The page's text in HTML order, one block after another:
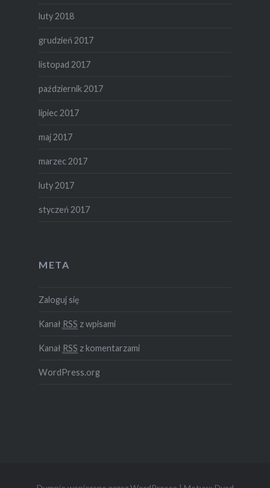
luty 2018
grudzień 2017
listopad 2017
październik 2017
lipiec 2017
maj 2017
marzec 2017
luty 2017
styczeń 2017
META
Zaloguj się
Kanał RSS z wpisami
Kanał RSS z komentarzami
WordPress.org